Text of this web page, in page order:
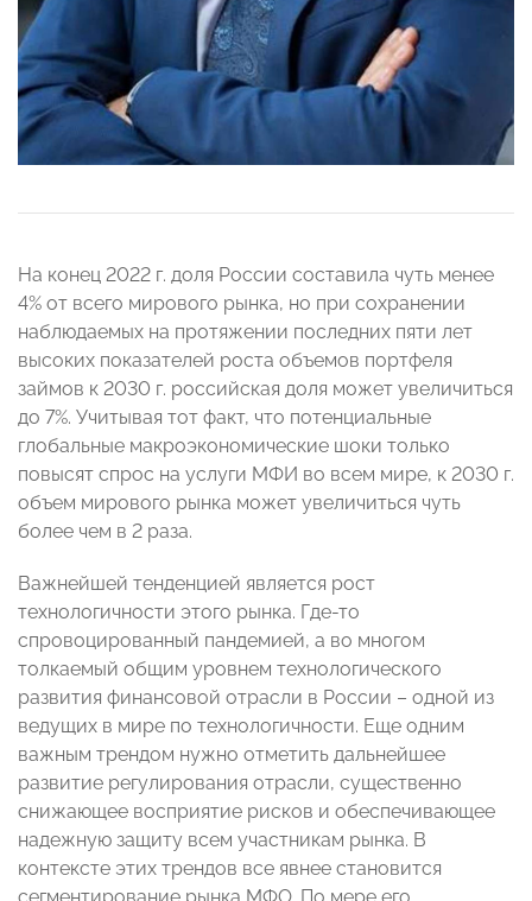
На конец 2022 г. доля России составила чуть менее
4% от всего мирового рынка, но при сохранении
наблюдаемых на протяжении последних пяти лет
высоких показателей роста объемов портфеля
займов к 2030 г. российская доля может увеличиться
до 7%. Учитывая тот факт, что потенциальные
глобальные макроэкономические шоки только
повысят спрос на услуги МФИ во всем мире, к 2030 г.
объем мирового рынка может увеличиться чуть
более чем в 2 раза.
Важнейшей тенденцией является рост
технологичности этого рынка. Где-то
спровоцированный пандемией, а во многом
толкаемый общим уровнем технологического
развития финансовой отрасли в России – одной из
ведущих в мире по технологичности. Еще одним
важным трендом нужно отметить дальнейшее
развитие регулирования отрасли, существенно
снижающее восприятие рисков и обеспечивающее
надежную защиту всем участникам рынка. В
контексте этих трендов все явнее становится